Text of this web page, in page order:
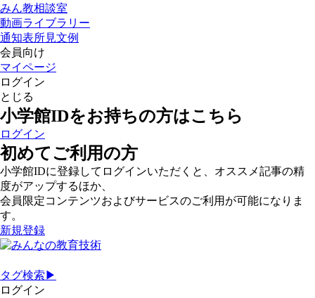
みん教相談室
動画ライブラリー
通知表所見文例
会員向け
マイページ
ログイン
とじる
小学館IDをお持ちの方はこちら
ログイン
初めてご利用の方
小学館IDに登録してログインいただくと、オススメ記事の精
度がアップするほか、
会員限定コンテンツおよびサービスのご利用が可能になりま
す。
新規登録
タグ検索▶
ログイン